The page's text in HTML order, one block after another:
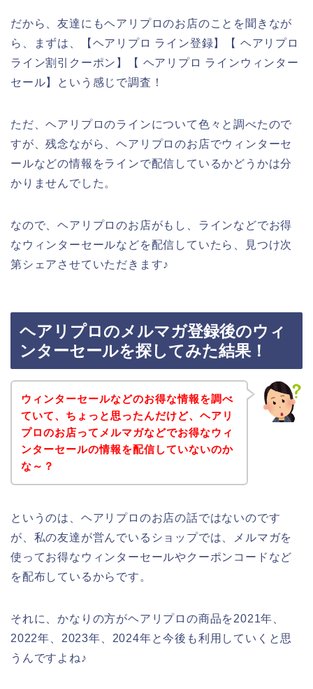
だから、友達にもヘアリプロのお店のことを聞きなが
ら、まずは、【ヘアリプロ ライン登録】【 ヘアリプロ
ライン割引クーポン】【 ヘアリプロ ラインウィンター
セール】という感じで調査！
ただ、ヘアリプロのラインについて色々と調べたので
すが、残念ながら、ヘアリプロのお店でウィンターセ
ールなどの情報をラインで配信しているかどうかは分
かりませんでした。
なので、ヘアリプロのお店がもし、ラインなどでお得
なウィンターセールなどを配信していたら、見つけ次
第シェアさせていただきます♪
ヘアリプロのメルマガ登録後のウィ
ンターセールを探してみた結果！
ウィンターセールなどのお得な情報を調べ
ていて、ちょっと思ったんだけど、ヘアリ
プロのお店ってメルマガなどでお得なウィ
ンターセールの情報を配信していないのか
な～？
というのは、ヘアリプロのお店の話ではないのです
が、私の友達が営んでいるショップでは、メルマガを
使ってお得なウィンターセールやクーポンコードなど
を配布しているからです。
それに、かなりの方がヘアリプロの商品を2021年、
2022年、2023年、2024年と今後も利用していくと思
うんですよね♪